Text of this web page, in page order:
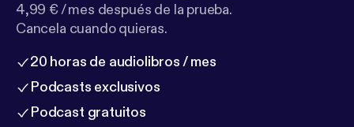
4,99 € / mes después de la prueba.
Cancela cuando quieras.
20 horas de audiolibros / mes
Podcasts exclusivos
Podcast gratuitos